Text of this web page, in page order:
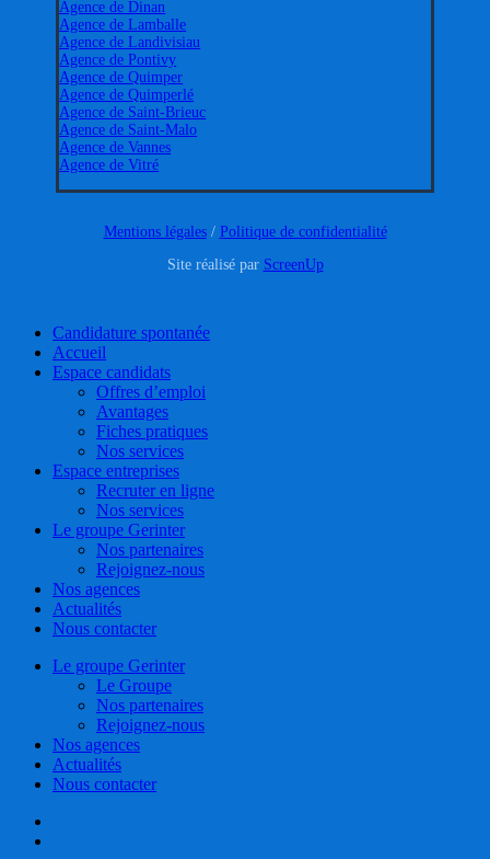
Agence de Dinan
Agence de Lamballe
Agence de Landivisiau
Agence de Pontivy
Agence de Quimper
Agence de Quimperlé
Agence de Saint-Brieuc
Agence de Saint-Malo
Agence de Vannes
Agence de Vitré
Mentions légales/ Politique de confidentialité
Site réalisé par ScreenUp
Close
Menu
Candidature spontanée
Accueil
Espace candidats
Offres d’emploi
Avantages
Fiches pratiques
Nos services
Espace entreprises
Recruter en ligne
Nos services
Le groupe Gerinter
Nos partenaires
Rejoignez-nous
Nos agences
Actualités
Nous contacter
Le groupe Gerinter
Le Groupe
Nos partenaires
Rejoignez-nous
Nos agences
Actualités
Nous contacter